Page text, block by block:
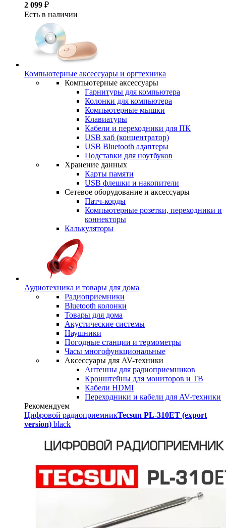
2 099 ₽
Есть в наличии
Компьютерные аксессуары и оргтехника
Компьютерные аксессуары
Гарнитуры для компьютера
Колонки для компьютера
Компьютерные мышки
Клавиатуры
Кабели и переходники для ПК
USB хаб (концентратор)
USB Bluetooth адаптеры
Подставки для ноутбуков
Хранение данных
Карты памяти
USB флешки и накопители
Сетевое оборудование и аксессуары
Патч-корды
Компьютерные розетки, переходники и
коннекторы
Калькуляторы
Аудиотехника и товары для дома
Радиоприемники
Bluetooth колонки
Товары для дома
Акустические системы
Наушники
Погодные станции и термометры
Часы многофункциональные
Аксессуары для AV-техники
Антенны для радиоприемников
Кронштейны для мониторов и ТВ
Кабели HDMI
Переходники и кабели для AV-техники
Рекомендуем
Цифровой радиоприемникTecsun PL-310ET (export
version) black